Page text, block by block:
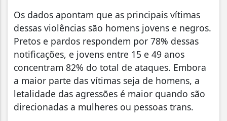
Os dados apontam que as principais vítimas
dessas violências são homens jovens e negros.
Pretos e pardos respondem por 78% dessas
notificações, e jovens entre 15 e 49 anos
concentram 82% do total de ataques. Embora
a maior parte das vítimas seja de homens, a
letalidade das agressões é maior quando são
direcionadas a mulheres ou pessoas trans.